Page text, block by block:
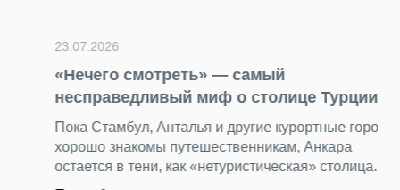
23.07.2026
«Нечего смотреть» — самый
несправедливый миф о столице Турции
Пока Стамбул, Анталья и другие курортные города
хорошо знакомы путешественникам, Анкара
остается в тени, как «нетуристическая» столица.